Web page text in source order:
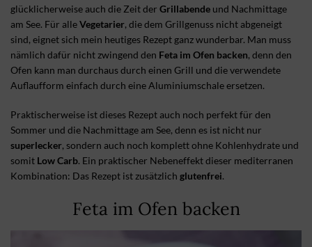
glücklicherweise auch die Zeit der Grillabende und Nachmittage
am See. Für alleVegetarier, die dem Grillgenuss nicht abgeneigt
sind, eignet sich mein heutiges Rezept ganz wunderbar. Man muss
nämlich dafür nicht zwingend den Feta im Ofen backen, denn den
Ofen kann man durchaus durch einen Grill und die verwendete
Auflaufform einfach durch eine Aluminiumschale ersetzen.
Praktischerweise ist dieses Rezept auch noch perfekt für den
Sommer und die Nachmittage am See, denn es ist nicht nur
superlecker, sondern auch noch komplett ohne Kohlenhydrate und
somit Low Carb. Ein praktischer Nebeneffekt dieser mediterranen
Kombination: Das Rezept ist zusätzlich glutenfrei.
Feta im Ofen backen